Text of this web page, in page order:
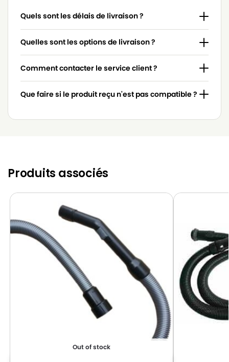
TORNADO
TORNADO CART’ELECTURBO
TORNADO
TORNADO CIAO
TORNADO
TORNADO COMPACT1100W
TORNADO
TORNADO COMPACT1200W
TORNADO
TORNADO COMPACT262
TORNADO
TORNADO FOEHNK425
TORNADO
TORNADO FOEHNK426
TORNADO FORMULE1
TORNADO
TORNADO FORMULE2
TORNADO FORMULE3
TORNADO FRESCO
TORNADO JEAN'S
TORNADO JEANSMINI
TORNADO K426FOEHN
Quels sont les délais de livraison ?
Quelles sont les options de livraison ?
Comment contacter le service client ?
Que faire si le produit reçu n'est pas compatible ?
Produits associés
Out of stock